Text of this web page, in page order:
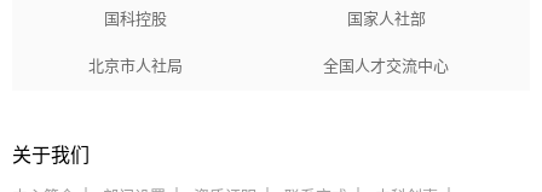
国科控股 国家人社部
北京市人社局 全国人才交流中心
关于我们